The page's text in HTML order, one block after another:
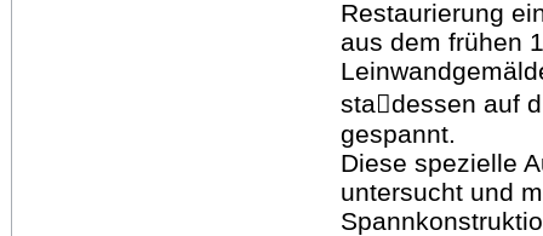
Restaurierung
aus dem frühen
sta􀀐dessen auf
gespannt.
Diese spezielle
untersucht und